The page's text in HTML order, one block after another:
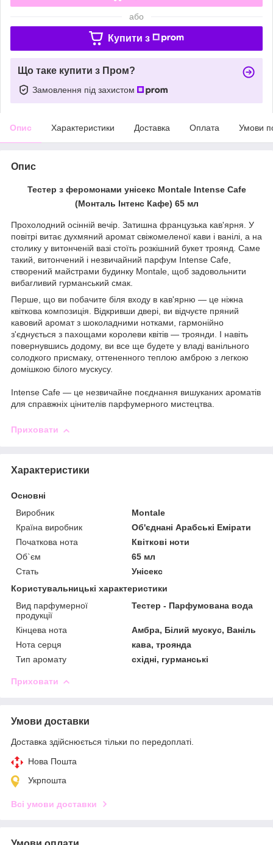
або
Купити з
Що таке купити з Пром?
Замовлення під захистом
Опис Характеристики Доставка Оплата Умови
Опис
Тестер з феромонами унісекс Montale Intense Cafe
(Монталь Інтенс Кафе) 65 мл
Прохолодний осінній вечір. Затишна французька кав'ярня. У
повітрі витає духмяний аромат свіжомеленої кави і ванілі, а на
столику у витонченій вазі стоїть розкішний букет троянд. Саме
такий, витончений і незвичайний парфум Intense Cafe,
створений майстрами будинку Montale, щоб задовольнити
вибагливий гурманський смак.
Перше, що ви побачите біля входу в кав'ярню — це ніжна
квіткова композиція. Відкривши двері, ви відчуєте пряний
кавовий аромат з шоколадними нотками, гармонійно
з'єднується з пахощами королеви квітів — троянди. І навіть
повернувшись додому, ви все ще будете у владі ванільного
солодкого присмаку, оттененного теплою амброю з легкою
домішкою білого мускусу.
Intense Cafe — це незвичайне поєднання вишуканих ароматів
для справжніх цінителів парфумерного мистецтва.
Приховати
Характеристики
Основні
Виробник
Montale
Країна виробник
Об'єднані Арабські Емірати
Початкова нота
Квіткові ноти
Об`єм
65 мл
Стать
Унісекс
Користувальницькі характеристики
Вид парфумерної
продукції
Тестер - Парфумована вода
Кінцева нота
Амбра, Білий мускус, Ваніль
Нота серця
кава, троянда
Тип аромату
східні, гурманські
Приховати
Умови доставки
Доставка здійснюється тільки по передоплаті.
Нова Пошта
Укрпошта
Всі умови доставки